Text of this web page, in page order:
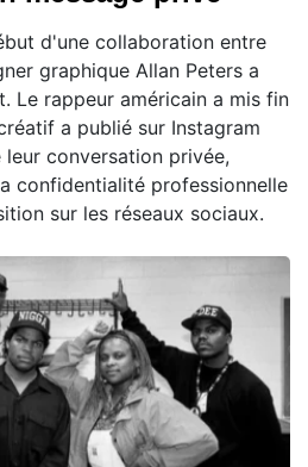
d'une collaboration entre
graphique Allan Peters a
Le rappeur américain a mis fin
a publié sur Instagram
conversation privée,
confidentialité professionnelle
sur les réseaux sociaux.